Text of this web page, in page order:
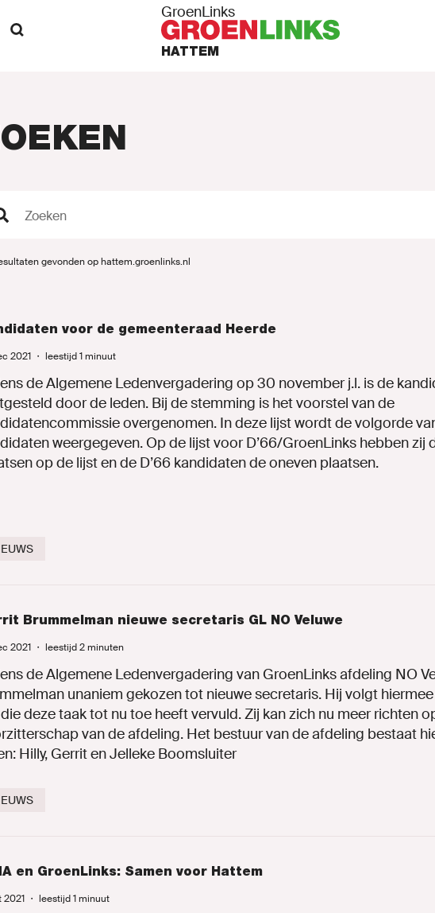
GroenLinks
HATTEM
Zoeken
gevonden op hattem.groenlinks.nl
voor de gemeenteraad Heerde
2021 ・ leestijd 1 minuut
de Algemene Ledenvergadering op 30 november j.l. is de
door de leden. Bij de stemming is het voorstel van de
overgenomen. In deze lijst wordt de volgorde
weergegeven. Op de lijst voor D’66/GroenLinks hebben zij
op de lijst en de D’66 kandidaten de oneven plaatsen.
Brummelman nieuwe secretaris GL NO Veluwe
2021 ・ leestijd 2 minuten
de Algemene Ledenvergadering van GroenLinks afdeling NO
unaniem gekozen tot nieuwe secretaris. Hij volgt
deze taak tot nu toe heeft vervuld. Zij kan zich nu meer richten
van de afdeling. Het bestuur van de afdeling bestaat
Hilly, Gerrit en Jelleke Boomsluiter
en GroenLinks: Samen voor Hattem
2021 ・ leestijd 1 minuut
IN ACTIE
Onze mensen
Nieuws
Naar GroenLinks.nl
MIJN GROENLINKS